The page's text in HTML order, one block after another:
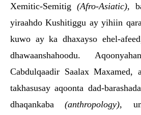
Xemitic-Semitig (Afro-Asiatic),
yiraahdo Kushitiggu ay yihiin
kuwo ay ka dhaxayso ehel-
dhawaanshahoodu.
Cabdulqaadir Saalax
takhasusay aqoonta dad-
dhaqankaba(anthropology),